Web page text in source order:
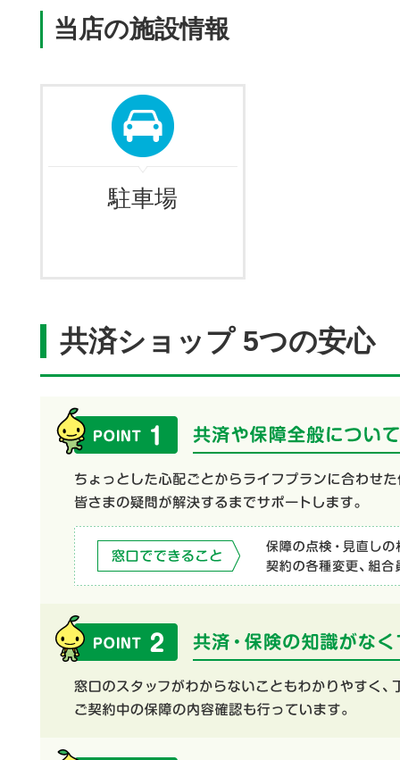
当店の施設情報
駐車場
共済ショップ 5つの安心